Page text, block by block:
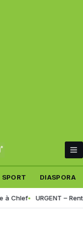
SPORT DIASPORA
URGENT – Rentrée